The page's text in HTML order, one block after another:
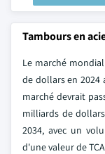
Tambours en
Le marché
de dollars en 2024
marché devrait
milliards de
2034, avec un
d'une valeur de